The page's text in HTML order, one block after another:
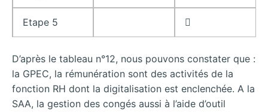
Etape 5 
D’après le tableau n°12, nous pouvons constater que :
la GPEC, la rémunération sont des activités de la
fonction RH dont la digitalisation est enclenchée. A la
SAA, la gestion des congés aussi à l’aide d’outil